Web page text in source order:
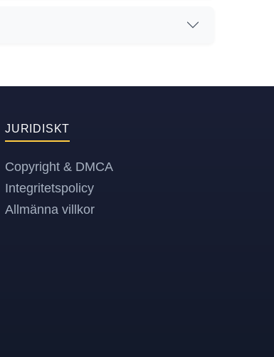
JURIDISKT
Copyright & DMCA
Integritetspolicy
Allmänna villkor